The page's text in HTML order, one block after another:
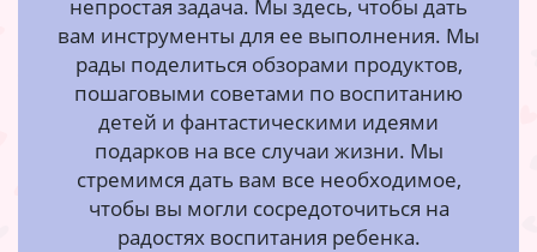
непростая задача. Мы здесь, чтобы дать
вам инструменты для ее выполнения. Мы
рады поделиться обзорами продуктов,
пошаговыми советами по воспитанию
детей и фантастическими идеями
подарков на все случаи жизни. Мы
стремимся дать вам все необходимое,
чтобы вы могли сосредоточиться на
радостях воспитания ребенка.